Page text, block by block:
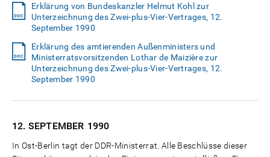
Erklärung von Bundeskanzler Helmut Kohl zur
Unterzeichnung des Zwei-plus-Vier-Vertrages, 12.
September 1990
Erklärung des amtierenden Außenministers und
Ministerratsvorsitzenden Lothar de Maizière zur
Unterzeichnung des Zwei-plus-Vier-Vertrages, 12.
September 1990
12. SEPTEMBER 1990
In Ost-Berlin tagt der DDR-Ministerrat. Alle Beschlüsse dieser